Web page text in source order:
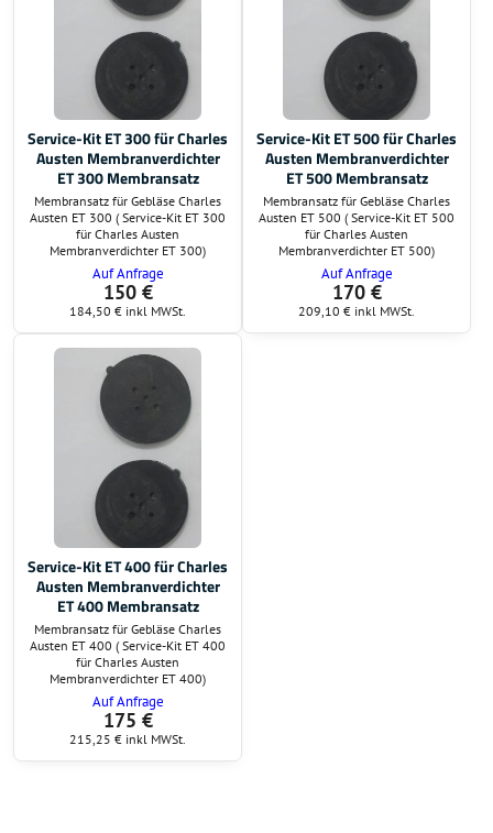
Service-Kit ET 300 für Charles
Austen Membranverdichter
ET 300 Membransatz
Membransatz für Gebläse Charles
Austen ET 300 ( Service-Kit ET 300
für Charles Austen
Membranverdichter ET 300)
Auf Anfrage
150 €
184,50 € inkl MWSt.
Service-Kit ET 500 für Charles
Austen Membranverdichter
ET 500 Membransatz
Membransatz für Gebläse Charles
Austen ET 500 ( Service-Kit ET 500
für Charles Austen
Membranverdichter ET 500)
Auf Anfrage
170 €
209,10 € inkl MWSt.
Service-Kit ET 400 für Charles
Austen Membranverdichter
ET 400 Membransatz
Membransatz für Gebläse Charles
Austen ET 400 ( Service-Kit ET 400
für Charles Austen
Membranverdichter ET 400)
Auf Anfrage
175 €
215,25 € inkl MWSt.